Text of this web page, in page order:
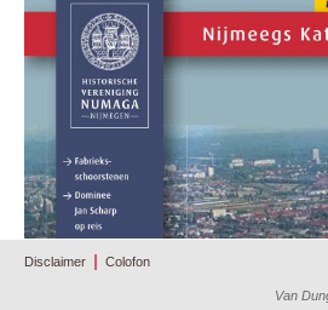
Disclaimer Colofon
Van